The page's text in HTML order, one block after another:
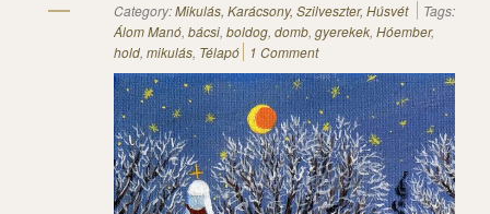
Category:Mikulás, Karácsony, Szilveszter, Húsvét
Tags:
Álom Manó, bácsi, boldog, domb, gyerekek, Hóember,
hold, mikulás, Télapó 1 Comment